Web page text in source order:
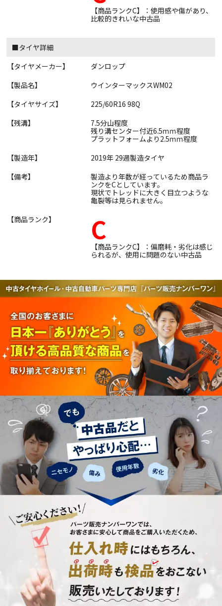
【商品ランクC】：使用感や傷があり、
比較的きれいな中古品
■タイヤ詳細
【タイヤメーカー】
ダンロップ
【製品名】
ウインターマックスWM02
【タイヤサイズ】
225/60R16 98Q
【残溝】
7.5分山程度
残り溝センター付近6.5ｍｍ程度
プラットフォームより2.5ｍｍ程度
【製造年】
2019年 29週製造タイヤ
【備考】
製造より年数が経っているため商品ラ
ンクをCとしています。
現状でトレッドに大きく目立つような
亀裂等は見られません。
【商品ランク】
C
【商品ランクC】：偏磨耗・劣化は感じ
られるが、使用に問題のない中古品